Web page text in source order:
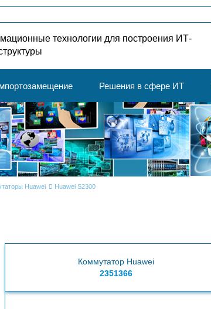
технологии для построения ИТ-
Решения в сфере ИТ
Huawei Huawei S2300
Коммутатор Huawei
2351366